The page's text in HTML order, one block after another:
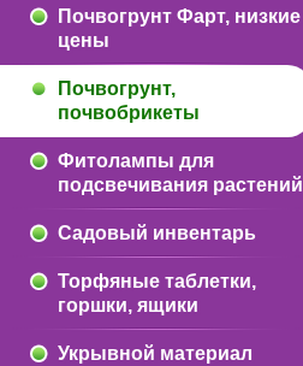
Почвогрунт Фарт, низкие
цены
Почвогрунт,
почвобрикеты
Фитолампы для
подсвечивания растений
Садовый инвентарь
Торфяные таблетки,
горшки, ящики
Укрывной материал